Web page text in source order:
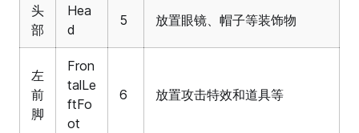
头
部
Hea
d
5 放置眼镜、帽子等装饰物
左
前
脚
Fron
talLe
ftFo
ot
6 放置攻击特效和道具等